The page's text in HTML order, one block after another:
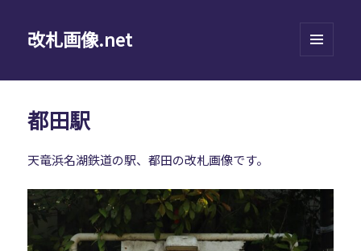
改札画像.net
ーとウ
都田駅
天竜浜名湖鉄道の駅、都田の改札画像です。